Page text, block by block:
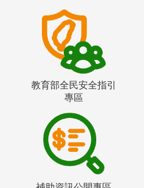
教育部全民安全指引
專區